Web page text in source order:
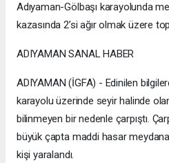
Adıyaman-Gölbaşı karayolunda
kazasında 2’si ağır olmak üzere
ADIYAMAN SANAL HABER
ADIYAMAN (İGFA) - Edinilen
karayolu üzerinde seyir halinde
bilinmeyen bir nedenle çarpıştı.
büyük çapta maddi hasar
kişi yaralandı.